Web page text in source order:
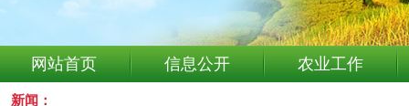
网站首页 信息公开 农业工作
新闻：